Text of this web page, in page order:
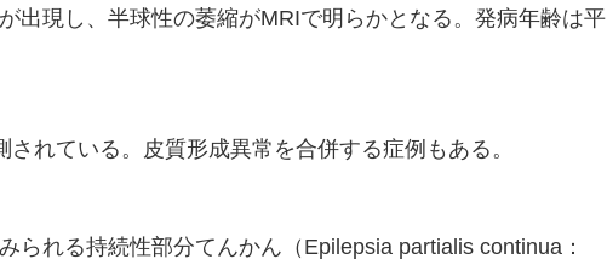
出現し、半球性の萎縮がMRIで明らかとなる。発病年齢は平
れている。皮質形成異常を合併する症例もある。
れる持続性部分てんかん（Epilepsia partialis continua：